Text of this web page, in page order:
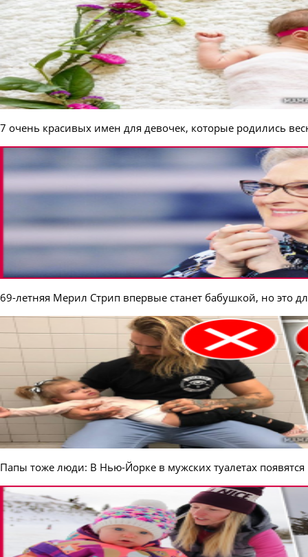
7 очень красивых имен для девочек, которые родились
69-летняя Мерил Стрип впервые станет бабушкой, но это
Папы тоже люди: В Нью-Йорке в мужских туалетах